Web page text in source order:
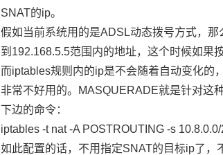
SNAT的ip。
假如当前系统用的是ADSL动态拨号方式，
到192.168.5.5范围内的地址，这个时候如果
而iptables规则内的ip是不会随着自动变化的
非常不好用的。MASQUERADE就是针对这
下边的命令：
iptables -t nat -A POSTROUTING -s
如此配置的话，不用指定SNAT的目标ip了